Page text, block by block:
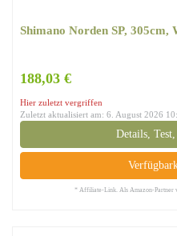
Shimano Norden SP, 305cm,
188,03 €
Hier zuletzt vergriffen
Zuletzt aktualisiert am: 6. August 2026
Details,
* Affiliate-Link. Als Amazon-Partner